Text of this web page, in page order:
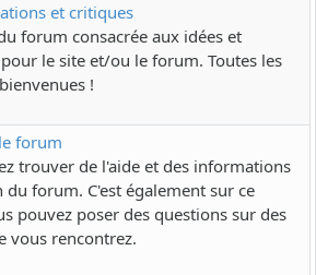
et critiques
forum consacrée aux idées et
le site et/ou le forum. Toutes les
!
forum
trouver de l'aide et des informations
forum. C'est également sur ce
pouvez poser des questions sur des
vous rencontrez.